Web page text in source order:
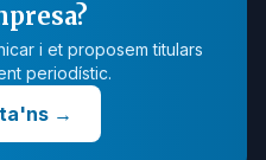
i et proposem titulars
periodístic.
→